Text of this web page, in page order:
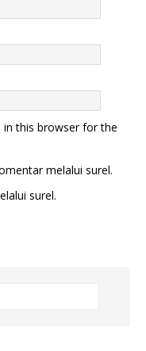
in this browser for the
melalui surel.
surel.